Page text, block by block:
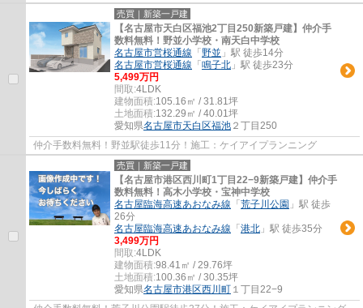
売買｜新築一戸建
【名古屋市天白区福池2丁目250新築戸建】仲介手
数料無料！野並小学校・南天白中学校
名古屋市営桜通線 「 野並 」駅 徒歩14分
名古屋市営桜通線 「 鳴子北 」駅 徒歩23分
5,499万円
間取:4LDK
建物面積:105.16㎡ / 31.81坪
土地面積:132.29㎡ / 40.01坪
愛知県名古屋市天白区福池 ２丁目250
仲介手数料無料！野並駅徒歩11分！施工：ケイアイプランニング
売買｜新築一戸建
【名古屋市港区西川町1丁目22−9新築戸建】仲介手
数料無料！高木小学校・宝神中学校
名古屋臨海高速あおなみ線 「 荒子川公園 」駅 徒歩
26分
名古屋臨海高速あおなみ線 「 港北 」駅 徒歩35分
3,499万円
間取:4LDK
建物面積:98.41㎡ / 29.76坪
土地面積:100.36㎡ / 30.35坪
愛知県名古屋市港区西川町 １丁目22−9